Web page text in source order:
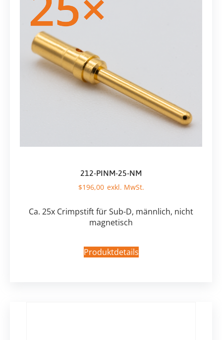
212-PINM-25-NM
$196,00
Ca. 25x Crimpstift für Sub-D, männlich, nicht
magnetisch
Produktdetails